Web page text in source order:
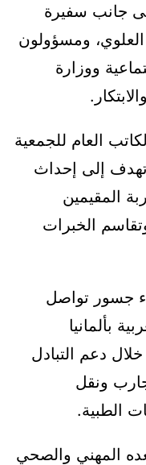
جانب سفيرة
العلوي، ومسؤولون
ووزارة
العام للجمعية
تهدف إلى إحداث
المقيمين
وتقاسم الخبرات
جسور تواصل
بألمانيا
دعم التبادل
ونقل
الطبية.
المهني والصحي